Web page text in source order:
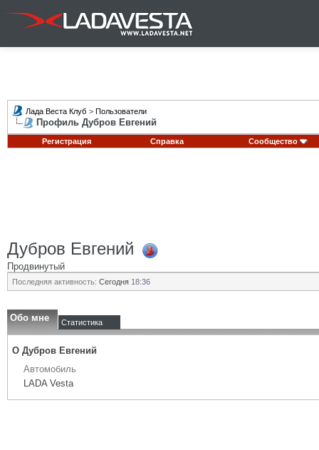
Лада Веста Клуб > Пользователи
Профиль Дубров Евгений
Регистрация Справка Сообщество
Дубров Евгений
Продвинутый
Последняя активность: Сегодня 18:36
Обо мне Статистика
О Дубров Евгений
Автомобиль
LADA Vesta